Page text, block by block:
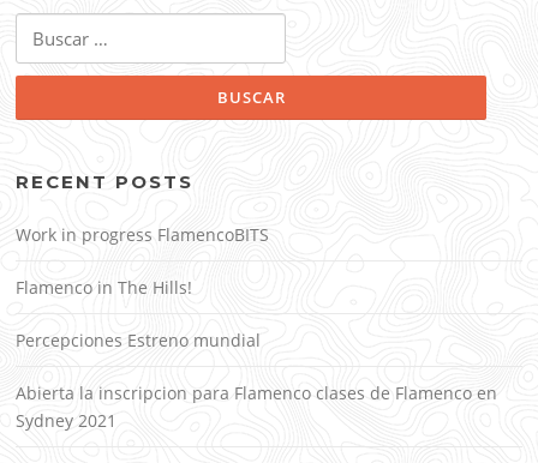
RECENT POSTS
Work in progress FlamencoBITS
Flamenco in The Hills!
Percepciones Estreno mundial
Abierta la inscripcion para Flamenco clases de Flamenco en
Sydney 2021